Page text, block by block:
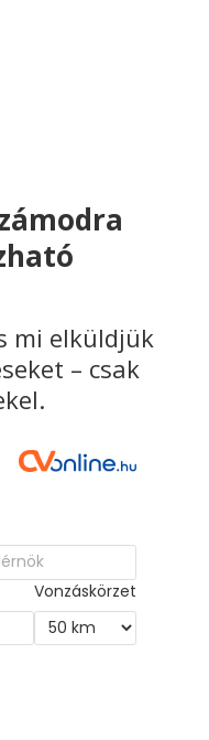
mi elküldjük
– csak